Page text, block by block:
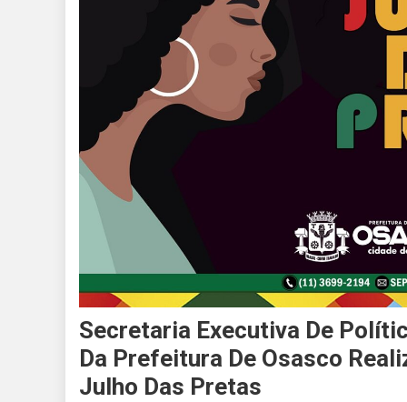
Secretaria Executiva De
Da Prefeitura De Osasco
Julho Das Pretas